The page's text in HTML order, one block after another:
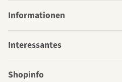
Informationen
Interessantes
Shopinfo